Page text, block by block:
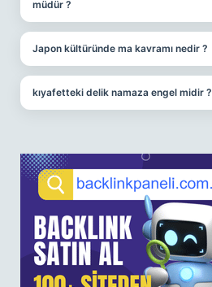
müdür ?
Japon kültüründe ma kavramı nedir ?
kıyafetteki delik namaza engel midir ?